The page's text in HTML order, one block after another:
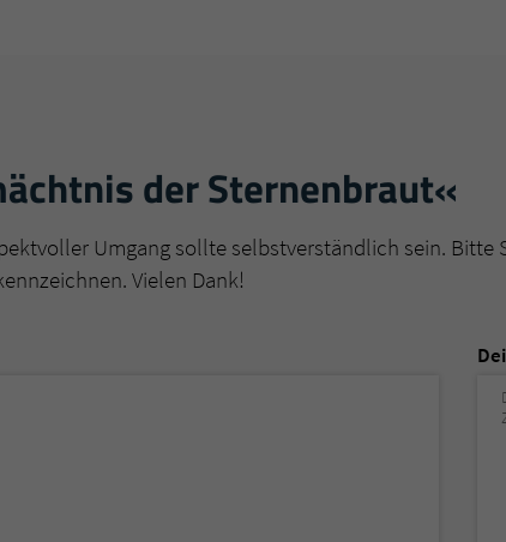
der Sternenbraut«
Umgang sollte selbstverständlich sein.
Vielen Dank!